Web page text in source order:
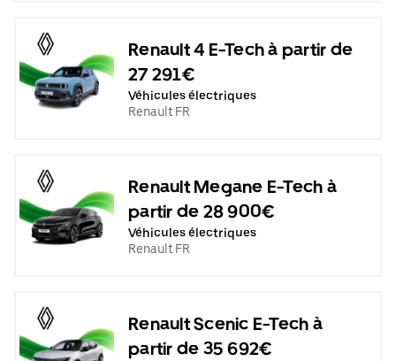
Renault 4 E-Tech à partir de
27 291€
Véhicules électriques
Renault FR
Renault Megane E-Tech à
partir de 28 900€
Véhicules électriques
Renault FR
Renault Scenic E-Tech à
partir de 35 692€